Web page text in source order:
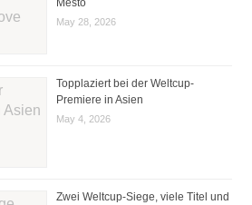
May 28, 2026
Topplaziert bei der Weltcup-
Premiere in Asien
May 4, 2026
Zwei Weltcup-Siege, viele Titel und